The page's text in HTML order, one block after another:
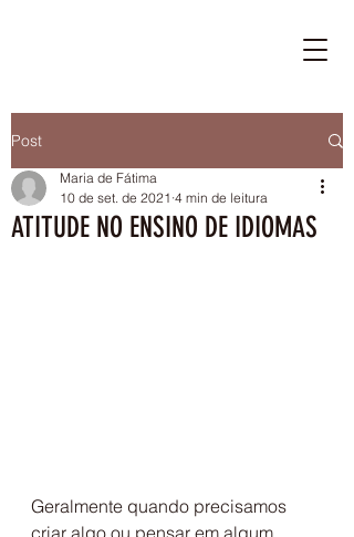
Post
ATITUDE NO ENSINO DE IDIOMAS
Maria de Fátima
10 de set. de 2021 4 min de leitura
Geralmente quando precisamos
criar algo ou pensar em algum